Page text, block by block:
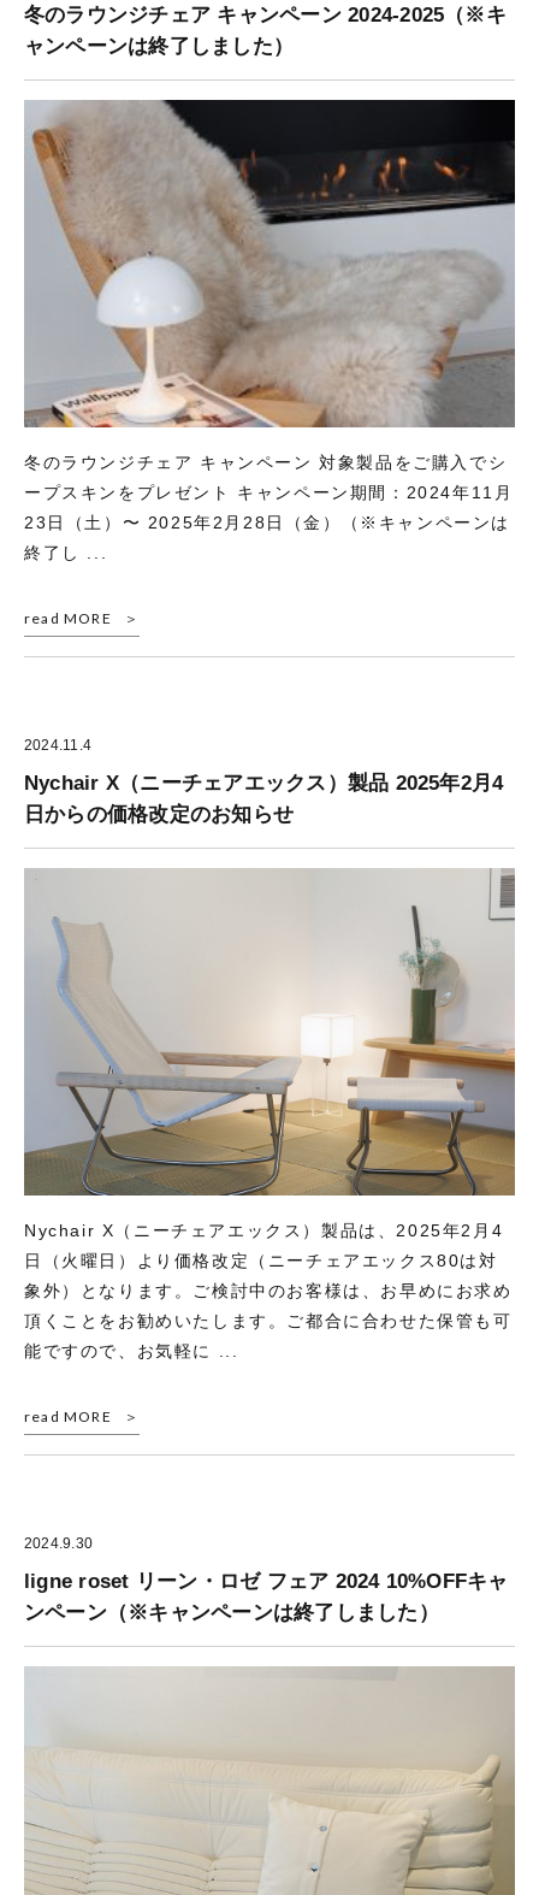
冬のラウンジチェア キャンペーン 2024-2025（※キ
ャンペーンは終了しました）
冬のラウンジチェア キャンペーン 対象製品をご購入でシ
ープスキンをプレゼント キャンペーン期間：2024年11月
23日（土）〜 2025年2月28日（金）（※キャンペーンは
終了し ...
read MORE
2024.11.4
Nychair X（ニーチェアエックス）製品 2025年2月4
日からの価格改定のお知らせ
Nychair X（ニーチェアエックス）製品は、2025年2月4
日（火曜日）より価格改定（ニーチェアエックス80は対
象外）となります。ご検討中のお客様は、お早めにお求め
頂くことをお勧めいたします。ご都合に合わせた保管も可
能ですので、お気軽に ...
read MORE
2024.9.30
ligne roset リーン・ロゼ フェア 2024 10%OFFキャ
ンペーン（※キャンペーンは終了しました）